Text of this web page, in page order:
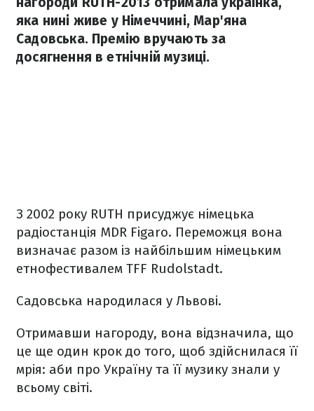
яка нині живе у Німеччині, Мар'яна
Садовська. Премію вручають за
досягнення в етнічній музиці.
З 2002 року RUTH присуджує німецька
радіостанція MDR Figaro. Переможця вона
визначає разом із найбільшим німецьким
етнофестивалем TFF Rudolstadt.
Садовська народилася у Львові.
Отримавши нагороду, вона відзначила, що
це ще один крок до того, щоб здійснилася її
мрія: аби про Україну та її музику знали у
всьому світі.